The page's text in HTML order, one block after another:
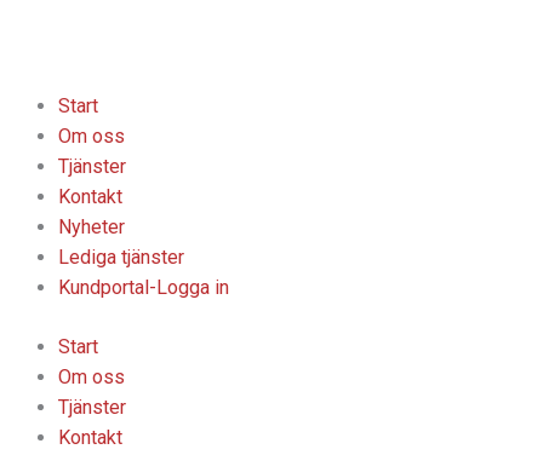
Start
Om oss
Tjänster
Kontakt
Nyheter
Lediga tjänster
Kundportal-Logga in
Start
Om oss
Tjänster
Kontakt